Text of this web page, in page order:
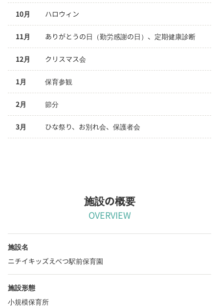
10月 ハロウィン
11月 ありがとうの日（勤労感謝の日）、定期健康診断
12月 クリスマス会
1月 保育参観
2月 節分
3月 ひな祭り、お別れ会、保護者会
施設の概要
OVERVIEW
施設名
ニチイキッズえべつ駅前保育園
施設形態
小規模保育所